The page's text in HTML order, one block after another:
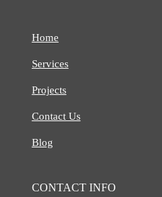
Home
Services
Projects
Contact Us
Blog
CONTACT INFO